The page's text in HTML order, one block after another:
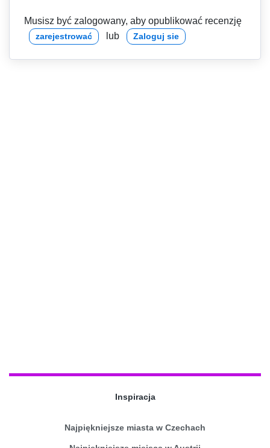
Musisz być zalogowany, aby opublikować recenzję
zarejestrować lub Zaloguj sie
Inspiracja
Najpiękniejsze miasta w Czechach